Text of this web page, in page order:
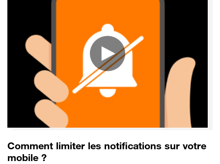
Comment limiter les notifications sur votre
mobile ?